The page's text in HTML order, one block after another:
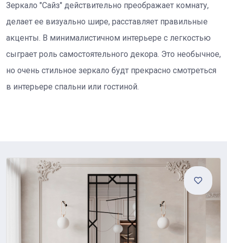
Зеркало "Сайз" действительно преображает комнату,
делает ее визуально шире, расставляет правильные
акценты. В минималистичном интерьере с легкостью
сыграет роль самостоятельного декора. Это необычное,
но очень стильное зеркало будт прекрасно смотреться
в интерьере спальни или гостиной.